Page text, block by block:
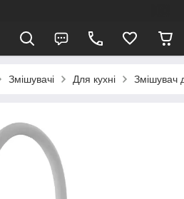
Змішувачі Для кухні Змішувач